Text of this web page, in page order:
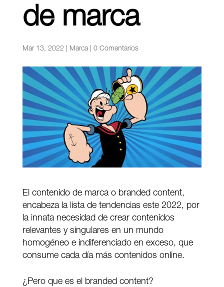
de marca
Mar 13, 2022 Marca| 0 Comentarios
El contenido de marca o branded content,
encabeza la lista de tendencias este 2022, por
la innata necesidad de crear contenidos
relevantes y singulares en un mundo
homogéneo e indiferenciado en exceso, que
consume cada día más contenidos online.
¿Pero que es el branded content?